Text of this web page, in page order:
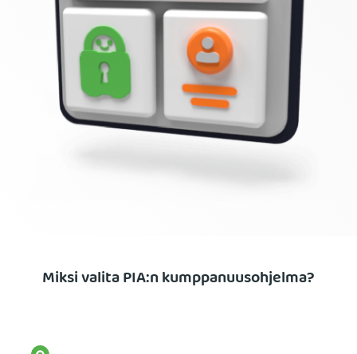
Miksi valita PIA:n kumppanuusohjelma?